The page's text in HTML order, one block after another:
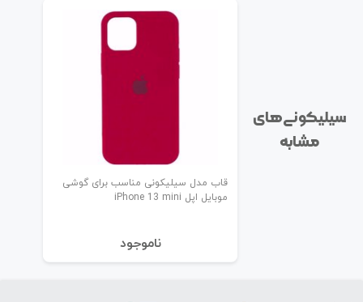
سیلیکونی‌های
مشابه
قاب مدل سیلیکونی مناسب برای گوشی
موبایل اپل iPhone 13 mini
نا‌موجود